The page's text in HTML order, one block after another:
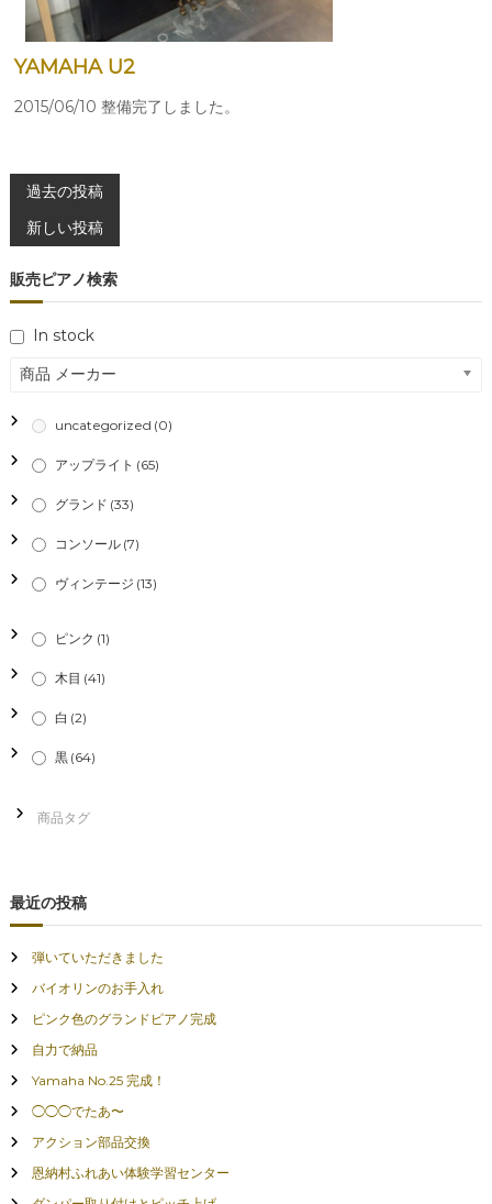
YAMAHA U2
2015/06/10 整備完了しました。
投
稿
ナ
ビ
ゲ
ー
シ
ョ
ン
過去の投稿
新しい投稿
販売ピアノ検索
In stock
商品 メーカー
uncategorized (0)
アップライト (65)
グランド (33)
コンソール (7)
ヴィンテージ (13)
ピンク (1)
木目 (41)
白 (2)
黒 (64)
最近の投稿
弾いていただきました
バイオリンのお手入れ
ピンク色のグランドピアノ完成
自力で納品
Yamaha No.25 完成！
◯◯◯でたあ〜
アクション部品交換
恩納村ふれあい体験学習センター